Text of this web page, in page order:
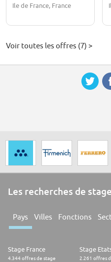
Ile de France, France
Voir toutes les offres (7) >
Les recherches de
Pays Villes Fonctions
Stage France
4.344 offres de stage
Stage
2.261 offres